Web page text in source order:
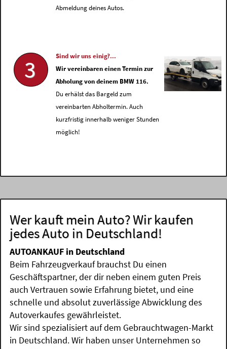
Abmeldung deines Autos.
3
Sind wir uns einig?...
Wir vereinbaren einen Termin zur
Abholung von deinem BMW 116.
Du erhälst das Bargeld zum
vereinbarten Abholtermin. Auch
kurzfristig innerhalb weniger Stunden
möglich!
Wer kauft mein Auto? Wir kaufen
jedes Auto in Deutschland!
AUTOANKAUF in Deutschland
Beim Fahrzeugverkauf brauchst Du einen
Geschäftspartner, der dir neben einem guten Preis
auch Vertrauen sowie Erfahrung bietet, und eine
schnelle und absolut zuverlässige Abwicklung des
Autoverkaufes gewährleistet.
Wir sind spezialisiert auf dem Gebrauchtwagen-Markt
in Deutschland. Wir haben unser Unternehmen so